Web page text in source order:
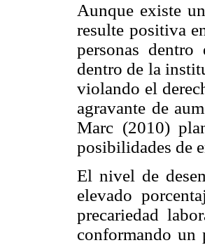
Aunque existe
resulte positiva
personas
dentro de la
violando el
agravante de
Marc (2010)
posibilidades de
El nivel de
elevado
precariedad
conformando un